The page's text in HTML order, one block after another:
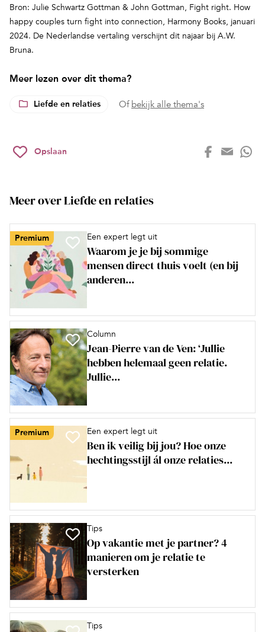
Bron: Julie Schwartz Gottman & John Gottman, Fight right. How
happy couples turn fight into connection, Harmony Books, januari
2024. De Nederlandse vertaling verschijnt dit najaar bij A.W.
Bruna.
Meer lezen over dit thema?
Liefde en relaties Of bekijk alle thema's
Opslaan
Meer over Liefde en relaties
Premium Een expert legt uit
Waarom je je bij sommige
mensen direct thuis voelt (en bij
anderen...
Column
Jean-Pierre van de Ven: ‘Jullie
hebben helemaal geen relatie.
Jullie...
Premium Een expert legt uit
Ben ik veilig bij jou? Hoe onze
hechtingsstijl ál onze relaties...
Tips
Op vakantie met je partner? 4
manieren om je relatie te
versterken
Tips